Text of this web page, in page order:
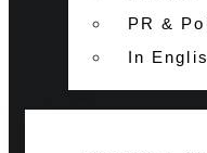
PR &
In